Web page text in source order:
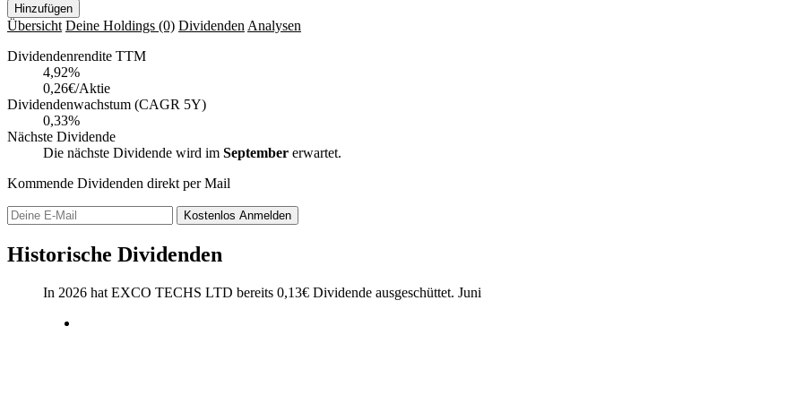
Hinzufügen
Übersicht Deine Holdings (0) Dividenden Analysen
Dividendenrendite TTM
4,92%
0,26€/Aktie
Dividendenwachstum (CAGR 5Y)
0,33%
Nächste Dividende
Die nächste Dividende wird im September erwartet.
Kommende Dividenden direkt per Mail
Kostenlos Anmelden
Historische Dividenden
In 2026 hat EXCO TECHS LTD bereits 0,13€ Dividende ausgeschüttet. Juni